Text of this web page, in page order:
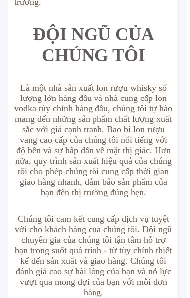
trường.
ĐỘI NGŨ CỦA
CHÚNG TÔI
Là một nhà sản xuất lon rượu whisky số
lượng lớn hàng đầu và nhà cung cấp lon
vodka tùy chỉnh hàng đầu, chúng tôi tự hào
mang đến những sản phẩm chất lượng xuất
sắc với giá cạnh tranh. Bao bì lon rượu
vang cao cấp của chúng tôi nổi tiếng với
độ bền và sự hấp dẫn về mặt thị giác. Hơn
nữa, quy trình sản xuất hiệu quả của chúng
tôi cho phép chúng tôi cung cấp thời gian
giao hàng nhanh, đảm bảo sản phẩm của
bạn đến thị trường đúng hẹn.
Chúng tôi cam kết cung cấp dịch vụ tuyệt
vời cho khách hàng của chúng tôi. Đội ngũ
chuyên gia của chúng tôi tận tâm hỗ trợ
bạn trong suốt quá trình - từ tùy chỉnh thiết
kế đến sản xuất và giao hàng. Chúng tôi
đánh giá cao sự hài lòng của bạn và nỗ lực
vượt qua mong đợi của bạn với mỗi đơn
hàng.